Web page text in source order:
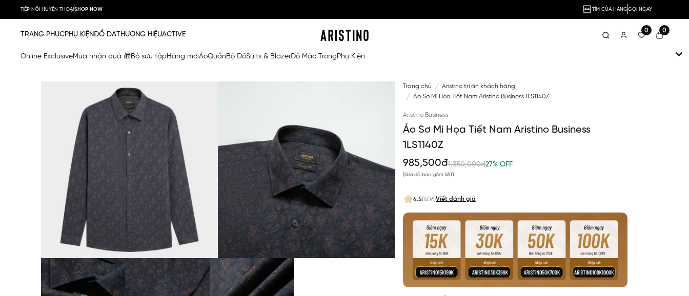
TIẾP NỐI HUYỀN THOẠISHOP NOW TÌM CỬA HÀNGGỌI NGAY
0 0
TRANG PHỤCPHỤ KIỆNĐỒ DATHƯƠNG HIỆUACTIVE
Online ExclusiveMua nhận quà 🎁Bộ sưu tậpHàng mớiÁoQuầnBộ ĐồSuits & BlazerĐồ Mặc TrongPhụ Kiện
Trang chủ
Aristino tri ân khách hàng
Áo Sơ Mi Họa Tiết Nam Aristino Business 1LS1140Z
Aristino Business
Áo Sơ Mi Họa Tiết Nam Aristino Business
1LS1140Z
985,500đ1,350,000đ27% OFF
(Giá đã bao gồm VAT)
4.5(406)Viết đánh giá